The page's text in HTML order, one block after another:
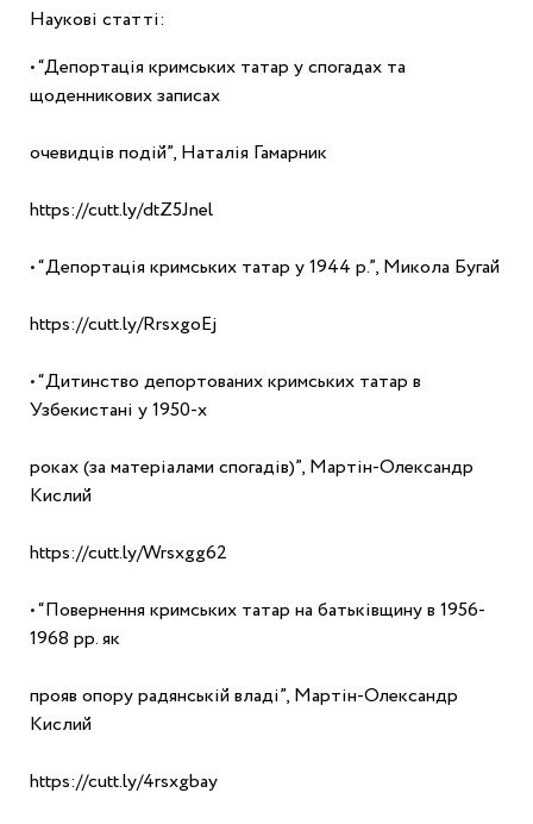
Наукові статті:
• “Депортація кримських татар у спогадах та
щоденникових записах
очевидців подій”, Наталія Гамарник
https://cutt.ly/dtZ5Jnel
• “Депортація кримських татар у 1944 р.”, Микола Бугай
https://cutt.ly/RrsxgoEj
• “Дитинство депортованих кримських татар в
Узбекистані у 1950-х
роках (за матеріалами спогадів)”, Мартін-Олександр
Кислий
https://cutt.ly/Wrsxgg62
• “Повернення кримських татар на батьківщину в 1956-
1968 рр. як
прояв опору радянській владі”, Мартін-Олександр
Кислий
https://cutt.ly/4rsxgbay